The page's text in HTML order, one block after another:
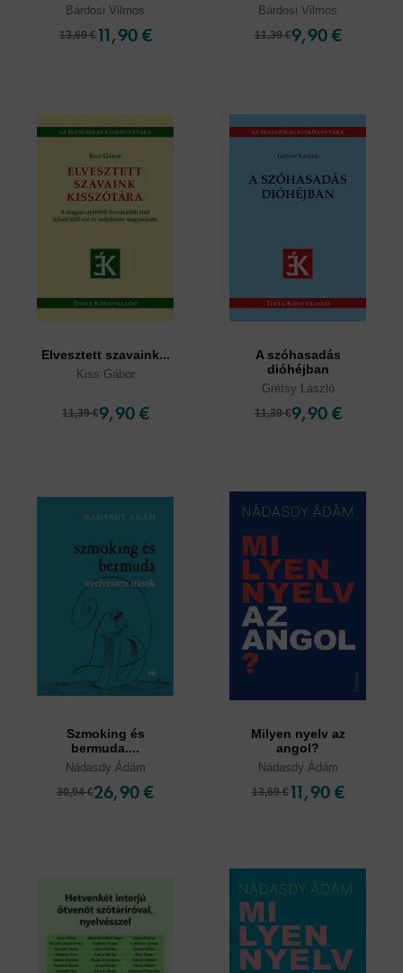
Bárdosi Vilmos
13,69 € 11,90 €
Bárdosi Vilmos
11,39 €9,90 €
Elvesztett szavaink...
Kiss Gábor
11,39 €9,90 €
A szóhasadás
dióhéjban
Grétsy László
11,39 €9,90 €
Szmoking és
bermuda....
Nádasdy Ádám
30,94 €26,90 €
Milyen nyelv az
angol?
Nádasdy Ádám
13,69 € 11,90 €